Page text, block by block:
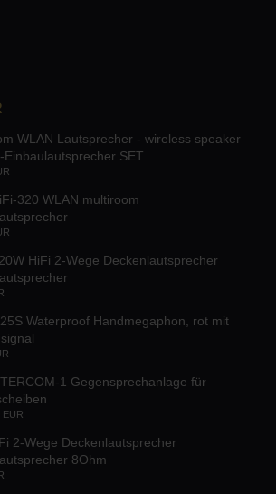
WLAN Lautsprecher - wireless speaker
Einbaulautsprecher SET
320 WLAN multiroom
HiFi 2-Wege Deckenlautsprecher
Waterproof Handmegaphon, rot mit
1 Gegensprechanlage für
EUR
2-Wege Deckenlautsprecher
8Ohm